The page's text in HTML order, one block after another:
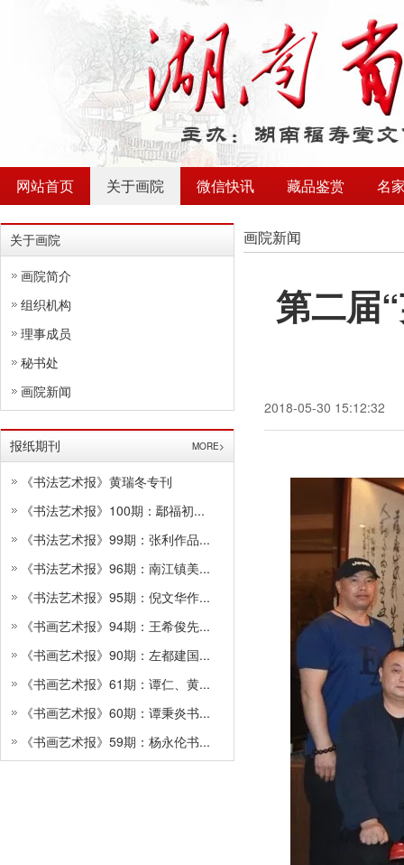
网站首页 关于画院 微信快讯 藏品鉴赏 名
关于画院
画院简介
组织机构
理事成员
秘书处
画院新闻
报纸期刊 MORE>
《书法艺术报》黄瑞冬专刊
《书法艺术报》100期：鄢福初...
《书法艺术报》99期：张利作品...
《书法艺术报》96期：南江镇美...
《书法艺术报》95期：倪文华作...
《书画艺术报》94期：王希俊先...
《书画艺术报》90期：左都建国...
《书画艺术报》61期：谭仁、黄...
《书画艺术报》60期：谭秉炎书...
《书画艺术报》59期：杨永伦书...
画院新闻
第二届
2018-05-30 15:12:32